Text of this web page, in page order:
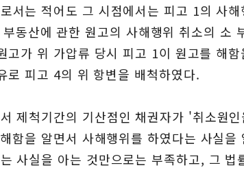
서는 적어도 그 시점에서는 피고 1의 사
동산에 관한 원고의 사해행위 취소의 소
고가 위 가압류 당시 피고 1이 원고를 해
로 피고 4의 위 항변을 배척하였다.
제척기간의 기산점인 채권자가 '취소원
함을 알면서 사해행위를 하였다는 사실
사실을 아는 것만으로는 부족하고, 그